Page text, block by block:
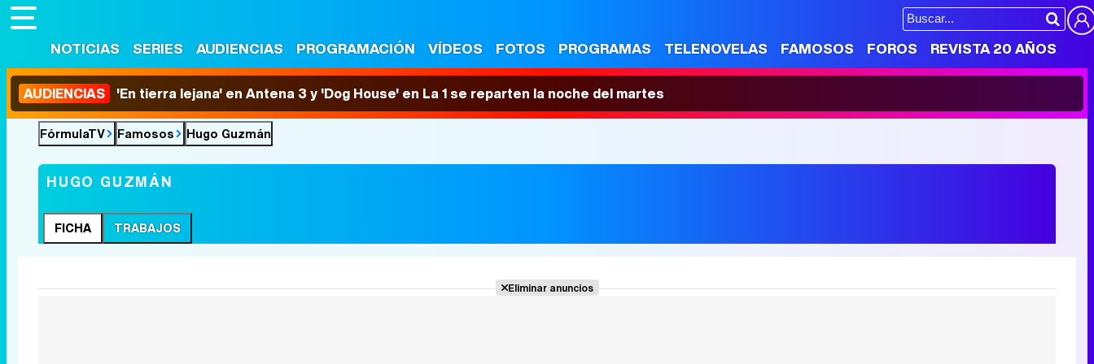
NOTICIAS SERIES AUDIENCIAS PROGRAMACIÓN VÍDEOS FOTOS PROGRAMAS TELENOVELAS FAMOSOS FOROS REVISTA 20 AÑOS
AUDIENCIAS 'En tierra lejana' en Antena 3 y 'Dog House' en La 1 se reparten la noche del martes
FórmulaTV Famosos Hugo Guzmán
HUGO GUZMÁN
FICHA TRABAJOS
Eliminar anuncios